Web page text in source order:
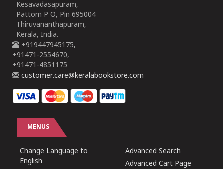
Kesavadasapuram,
Pattom P O, Pin 695004
Thiruvananthapuram,
Kerala, India.
+919447945175,
+91471-2554670,
+91471-4851175
customer.care@keralabookstore.com
MENUS
Change Language to
English
Advanced Search
Advanced Cart Page